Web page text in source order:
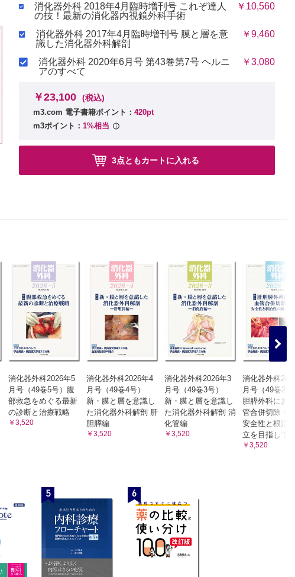
消化器外科 2018年4月臨時増刊号 これぞ達人
の技！最新の消化器内視鏡外科手術
￥10,560
消化器外科 2017年4月臨時増刊号 膜と層を意
識した消化器外科解剖
￥9,460
消化器外科 2020年6月号 第43巻第7号 ヘルニ
アのすべて
￥3,080
￥23,100 (税込)
m3.com 電子書籍ポイント： 420pt
m3ポイント： 1%相当
3点ともカートに入れる
消化器外科2026年5
月号（49巻5号）腹
部救急をめぐる最新
の診断と治療戦略
￥3,520
消化器外科2026年4
月号（49巻4号）
新・膜と層を意識し
た消化器外科解剖 肝
胆膵編
￥3,520
消化器外科2026年3
月号（49巻3号）
新・膜と層を意識し
た消化器外科解剖 消
化管編
￥3,520
消化器外科
月号（49巻2
胆膵外科にお
管合併切除・
安全性と根治
立を目指して
￥3,520
5 6